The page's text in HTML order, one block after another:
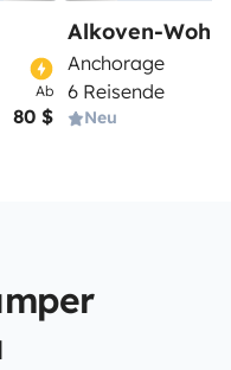
Ab
80 $
Alkoven-
Anchorage
6 Reisende
Neu